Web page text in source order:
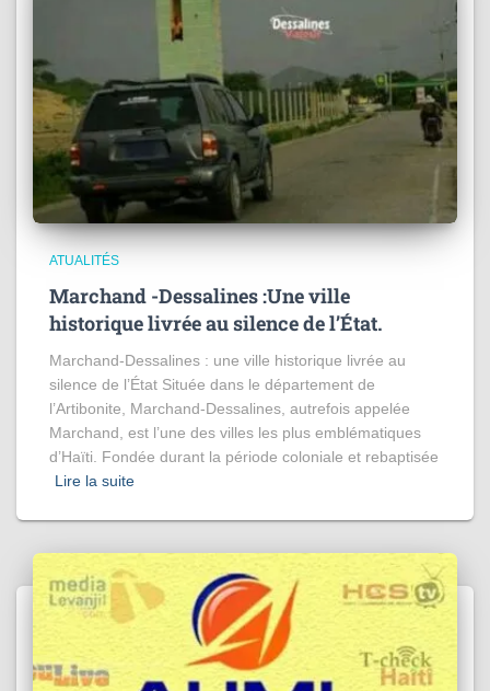
ATUALITÉS
Marchand -Dessalines :Une ville
historique livrée au silence de l’État.
Marchand-Dessalines : une ville historique livrée au
silence de l’État Située dans le département de
l’Artibonite, Marchand-Dessalines, autrefois appelée
Marchand, est l’une des villes les plus emblématiques
d’Haïti. Fondée durant la période coloniale et rebaptisée
Lire la suite